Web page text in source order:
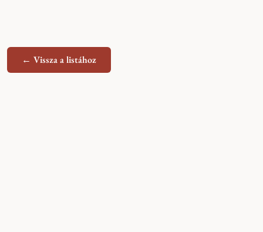
← Vissza a listához